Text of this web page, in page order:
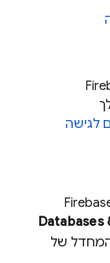
לגישה
Databases
של